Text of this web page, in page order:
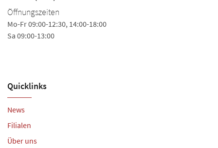
Öffnungszeiten
Mo-Fr 09:00-12:30, 14:00-18:00
Sa 09:00-13:00
Quicklinks
News
Filialen
Über uns